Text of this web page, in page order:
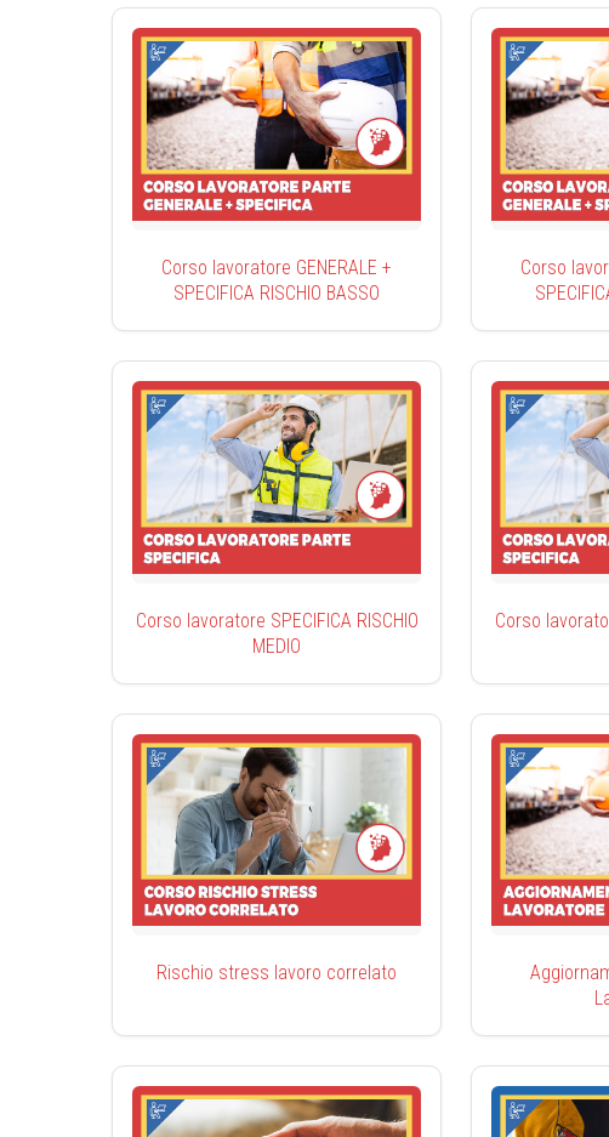
Corso lavoratore GENERALE +
SPECIFICA RISCHIO BASSO
Corso
Corso lavoratore SPECIFICA RISCHIO
MEDIO
Corso
Rischio stress lavoro correlato